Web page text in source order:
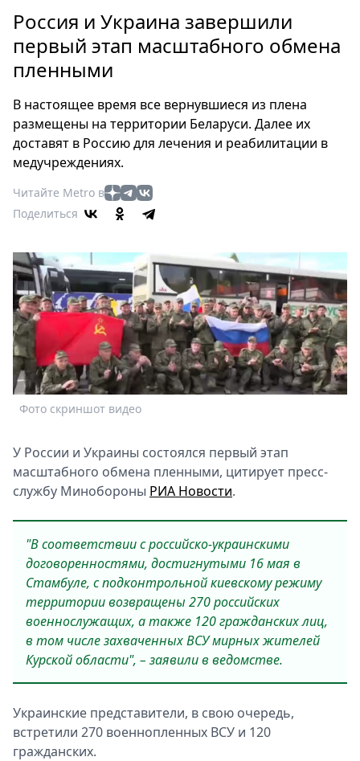
Россия
Мир
Здоровье
Туризм
Мода
Театр
Кино
Афиша
Книги
Выставки
Пресс-
релизы
О
Metro
Стримы
Спецпроекты
Звезды
Выборы
Скачай
Metro
Россия и Украина завершили
первый этап масштабного обмена
пленными
В настоящее время все вернувшиеся из плена
размещены на территории Беларуси. Далее их
доставят в Россию для лечения и реабилитации в
медучреждениях.
Читайте Metro в
Поделиться
Фото скриншот видео
У России и Украины состоялся первый этап
масштабного обмена пленными, цитирует пресс-
службу Минобороны РИА Новости.
"В соответствии с российско-украинскими
договоренностями, достигнутыми 16 мая в
Стамбуле, с подконтрольной киевскому режиму
территории возвращены 270 российских
военнослужащих, а также 120 гражданских лиц,
в том числе захваченных ВСУ мирных жителей
Курской области", – заявили в ведомстве.
Украинские представители, в свою очередь,
встретили 270 военнопленных ВСУ и 120
гражданских.